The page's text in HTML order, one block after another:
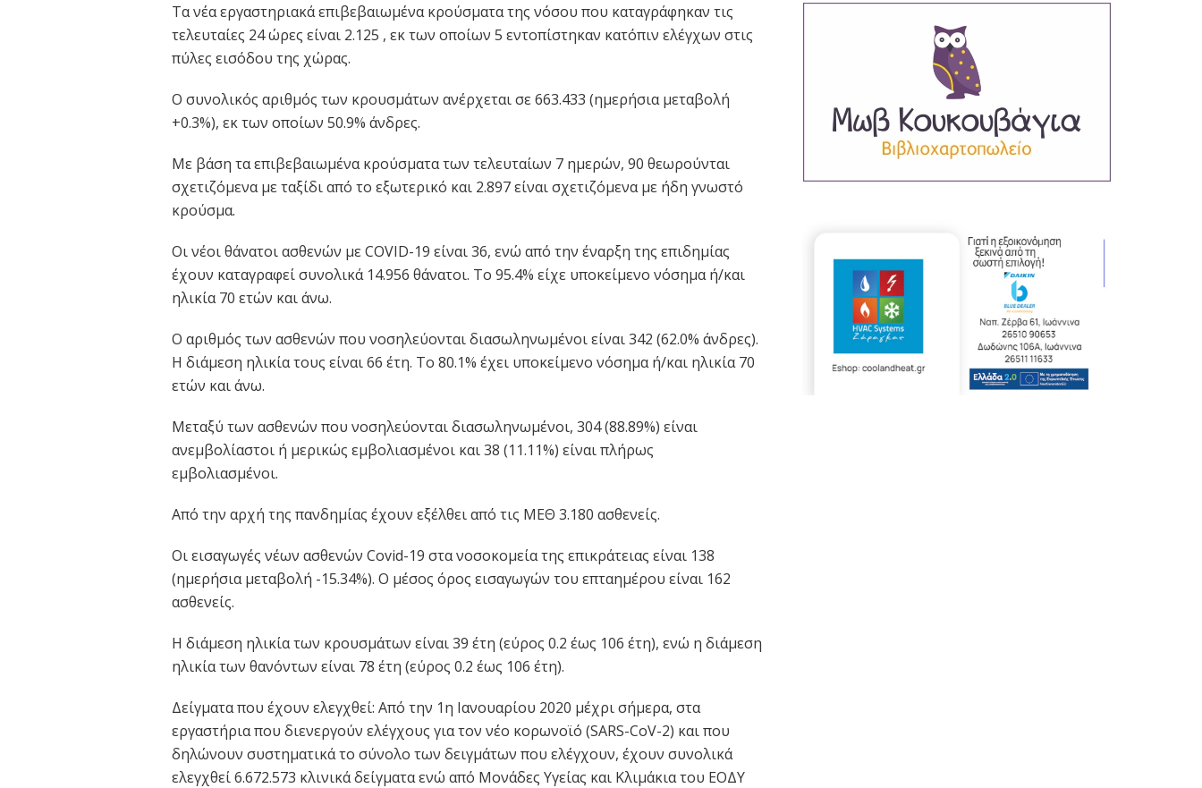
Τα νέα εργαστηριακά επιβεβαιωμένα κρούσματα της νόσου που καταγράφηκαν τις
τελευταίες 24 ώρες είναι 2.125 , εκ των οποίων 5 εντοπίστηκαν κατόπιν ελέγχων στις
πύλες εισόδου της χώρας.
Ο συνολικός αριθμός των κρουσμάτων ανέρχεται σε 663.433 (ημερήσια μεταβολή
+0.3%), εκ των οποίων 50.9% άνδρες.
Με βάση τα επιβεβαιωμένα κρούσματα των τελευταίων 7 ημερών, 90 θεωρούνται
σχετιζόμενα με ταξίδι από το εξωτερικό και 2.897 είναι σχετιζόμενα με ήδη γνωστό
κρούσμα.
Οι νέοι θάνατοι ασθενών με COVID-19 είναι 36, ενώ από την έναρξη της επιδημίας
έχουν καταγραφεί συνολικά 14.956 θάνατοι. Το 95.4% είχε υποκείμενο νόσημα ή/και
ηλικία 70 ετών και άνω.
Ο αριθμός των ασθενών που νοσηλεύονται διασωληνωμένοι είναι 342 (62.0% άνδρες).
Η διάμεση ηλικία τους είναι 66 έτη. To 80.1% έχει υποκείμενο νόσημα ή/και ηλικία 70
ετών και άνω.
Μεταξύ των ασθενών που νοσηλεύονται διασωληνωμένοι, 304 (88.89%) είναι
ανεμβολίαστοι ή μερικώς εμβολιασμένοι και 38 (11.11%) είναι πλήρως
εμβολιασμένοι.
Από την αρχή της πανδημίας έχουν εξέλθει από τις ΜΕΘ 3.180 ασθενείς.
Οι εισαγωγές νέων ασθενών Covid-19 στα νοσοκομεία της επικράτειας είναι 138
(ημερήσια μεταβολή -15.34%). Ο μέσος όρος εισαγωγών του επταημέρου είναι 162
ασθενείς.
Η διάμεση ηλικία των κρουσμάτων είναι 39 έτη (εύρος 0.2 έως 106 έτη), ενώ η διάμεση
ηλικία των θανόντων είναι 78 έτη (εύρος 0.2 έως 106 έτη).
Δείγματα που έχουν ελεγχθεί: Από την 1η Ιανουαρίου 2020 μέχρι σήμερα, στα
εργαστήρια που διενεργούν ελέγχους για τον νέο κορωνοϊό (SARS-CoV-2) και που
δηλώνουν συστηματικά το σύνολο των δειγμάτων που ελέγχουν, έχουν συνολικά
ελεγχθεί 6.672.573 κλινικά δείγματα ενώ από Μονάδες Υγείας και Κλιμάκια του ΕΟΔΥ